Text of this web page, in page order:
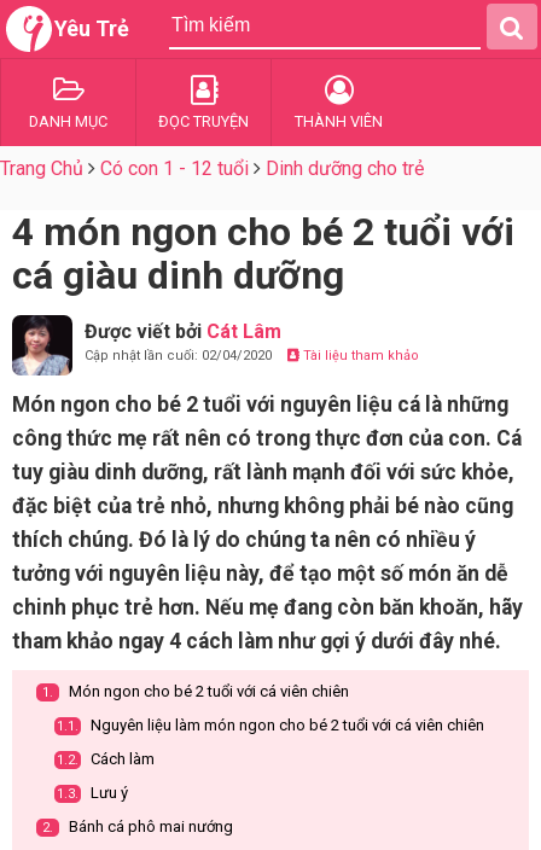
Yêu Trẻ
DANH MỤC ĐỌC TRUYỆN THÀNH VIÊN
Trang Chủ Có con 1 - 12 tuổi Dinh dưỡng cho trẻ
4 món ngon cho bé 2 tuổi với
cá giàu dinh dưỡng
Được viết bởi Cát Lâm
Cập nhật lần cuối: 02/04/2020 Tài liệu tham khảo
Món ngon cho bé 2 tuổi với nguyên liệu cá là những
công thức mẹ rất nên có trong thực đơn của con. Cá
tuy giàu dinh dưỡng, rất lành mạnh đối với sức khỏe,
đặc biệt của trẻ nhỏ, nhưng không phải bé nào cũng
thích chúng. Đó là lý do chúng ta nên có nhiều ý
tưởng với nguyên liệu này, để tạo một số món ăn dễ
chinh phục trẻ hơn. Nếu mẹ đang còn băn khoăn, hãy
tham khảo ngay 4 cách làm như gợi ý dưới đây nhé.
1. Món ngon cho bé 2 tuổi với cá viên chiên
1.1. Nguyên liệu làm món ngon cho bé 2 tuổi với cá viên chiên
1.2. Cách làm
1.3. Lưu ý
2. Bánh cá phô mai nướng